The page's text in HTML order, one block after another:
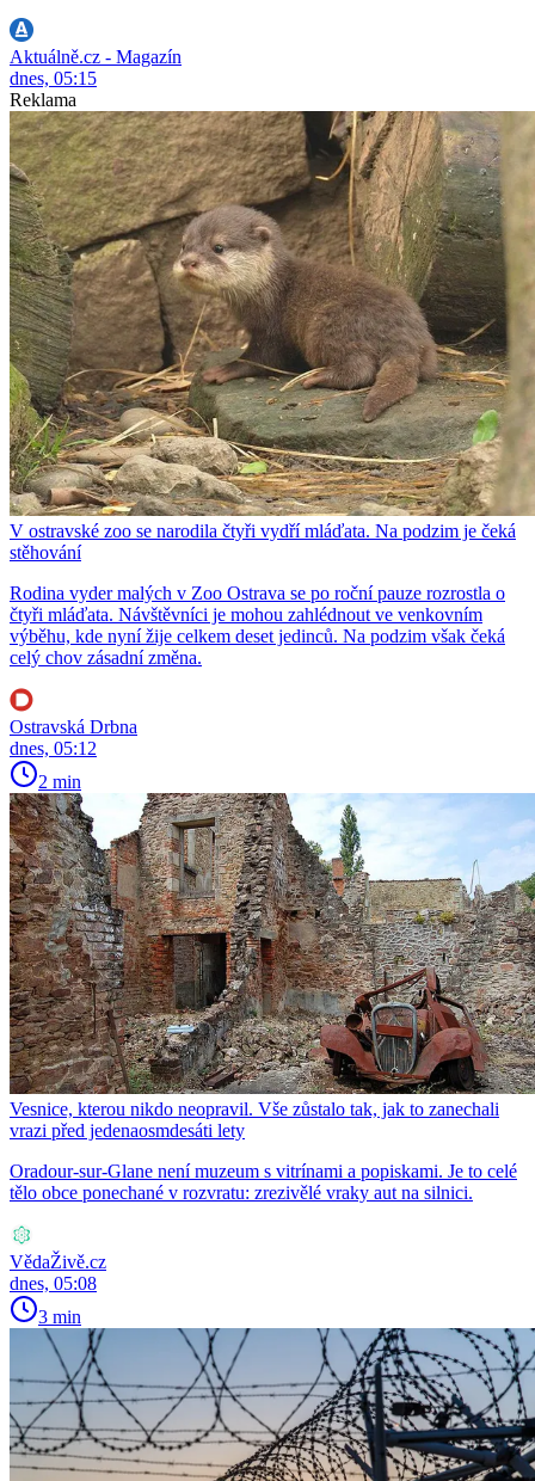
Aktuálně.cz - Magazín
dnes, 05:15
Reklama
V ostravské zoo se narodila čtyři vydří mláďata. Na podzim je čeká
stěhování
Rodina vyder malých v Zoo Ostrava se po roční pauze rozrostla o
čtyři mláďata. Návštěvníci je mohou zahlédnout ve venkovním
výběhu, kde nyní žije celkem deset jedinců. Na podzim však čeká
celý chov zásadní změna.
Ostravská Drbna
dnes, 05:12
2 min
Vesnice, kterou nikdo neopravil. Vše zůstalo tak, jak to zanechali
vrazi před jedenaosmdesáti lety
Oradour-sur-Glane není muzeum s vitrínami a popiskami. Je to celé
tělo obce ponechané v rozvratu: zrezivělé vraky aut na silnici.
VědaŽivě.cz
dnes, 05:08
3 min